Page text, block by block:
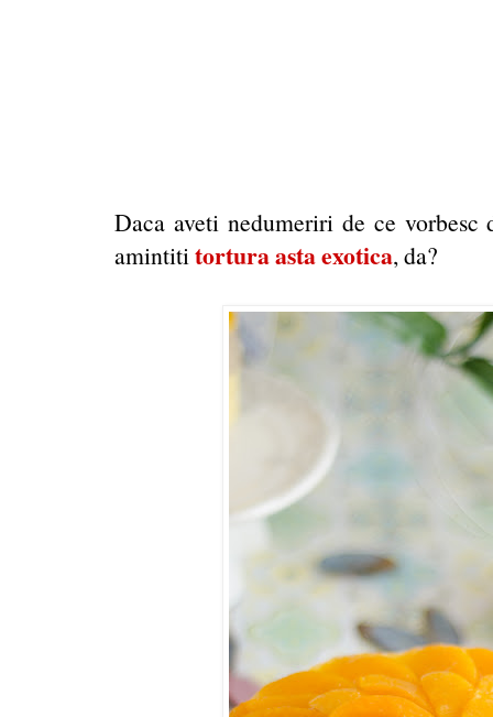
Daca aveti nedumeriri de ce vorbesc
amintititortura asta exotica, da?